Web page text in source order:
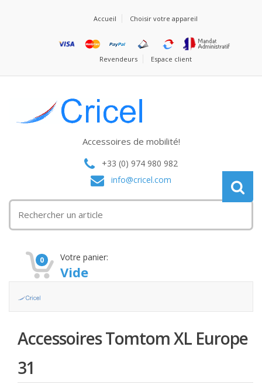
Accueil Choisir votre appareil
Revendeurs Espace client
Accessoires de mobilité!
+33 (0) 974 980 982
info@cricel.com
0 Votre panier:
Vide
Accessoires Tomtom XL Europe
31